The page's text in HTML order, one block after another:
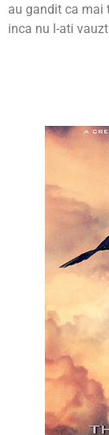
au gandit ca mai
inca nu l-ati vauzt